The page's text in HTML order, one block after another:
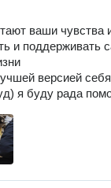
ваши чувства
и поддерживать
версией
я буду рада